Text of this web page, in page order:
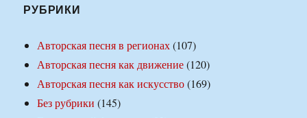
РУБРИКИ
Авторская песня в регионах(107)
Авторская песня как движение(120)
Авторская песня как искусство(169)
Без рубрики (145)